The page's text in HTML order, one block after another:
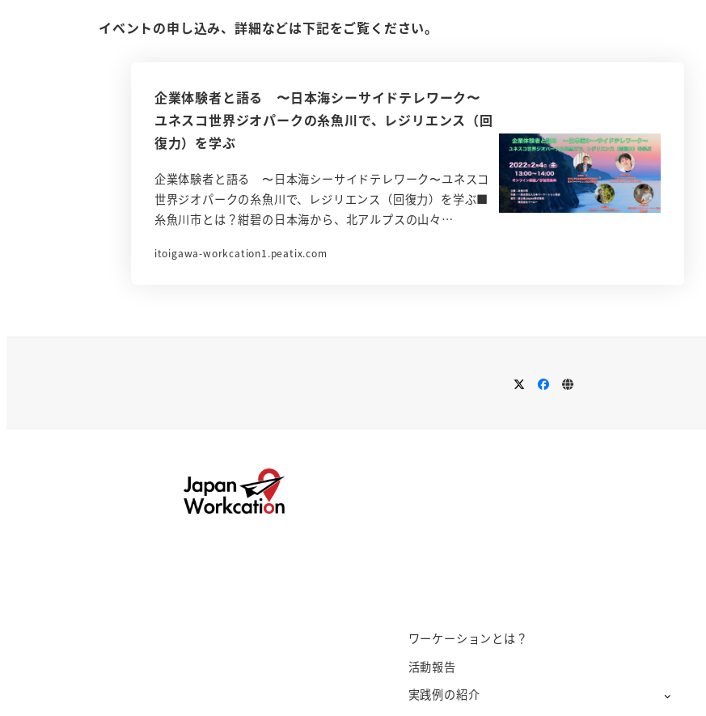
イベントの申し込み、詳細などは下記をご覧ください。
企業体験者と語る 〜日本海シーサイドテレワーク〜
ユネスコ世界ジオパークの糸魚川で、レジリエンス（回
復力）を学ぶ
企業体験者と語る 〜日本海シーサイドテレワーク〜ユネスコ
世界ジオパークの糸魚川で、レジリエンス（回復力）を学ぶ■
糸魚川市とは？紺碧の日本海から、北アルプスの山々…
itoigawa-workcation1.peatix.com
ワーケーションとは？
活動報告
実践例の紹介